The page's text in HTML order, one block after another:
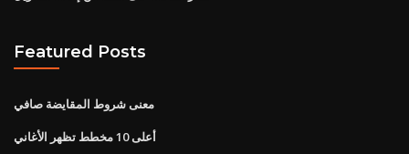
Featured Posts
معنى شروط المقايضة صافي
أعلى 10 مخطط تظهر الأغاني